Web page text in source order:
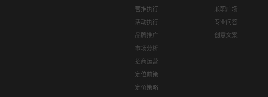
营推执行
活动执行
品牌推广
市场分析
招商运营
定位前策
定价策略
兼职广场
专业问答
创意文案